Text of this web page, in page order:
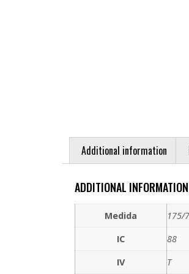
Additional information
ADDITIONAL INFORMATION
Medida
175/
IC
88
IV
T